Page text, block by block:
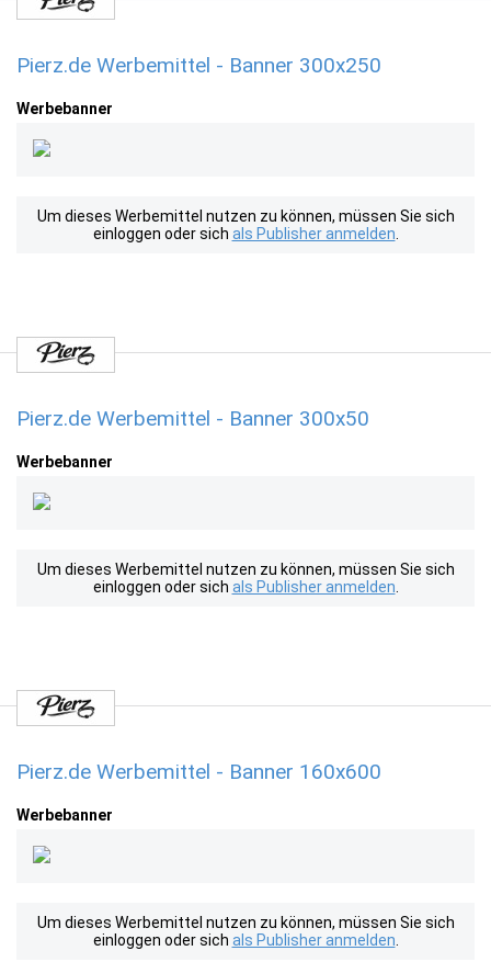
Pierz.de Werbemittel - Banner 300x250
Werbebanner
Um dieses Werbemittel nutzen zu können, müssen Sie sich
einloggen oder sich als Publisher anmelden
Pierz.de Werbemittel - Banner 300x50
Werbebanner
Um dieses Werbemittel nutzen zu können, müssen Sie sich
einloggen oder sich als Publisher anmelden
Pierz.de Werbemittel - Banner 160x600
Werbebanner
Um dieses Werbemittel nutzen zu können, müssen Sie sich
einloggen oder sich als Publisher anmelden